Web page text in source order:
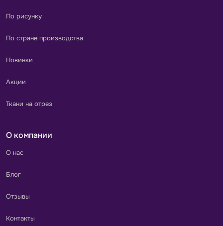
По рисунку
По стране производства
Новинки
Акции
Ткани на отрез
О компании
О нас
Блог
Отзывы
Контакты